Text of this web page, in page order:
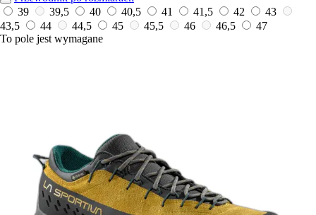
39
39,5 40 40,5 41 41,5 42
43
43,5
44 44,5 45 45,5 46 46,5
47
To pole jest wymagane